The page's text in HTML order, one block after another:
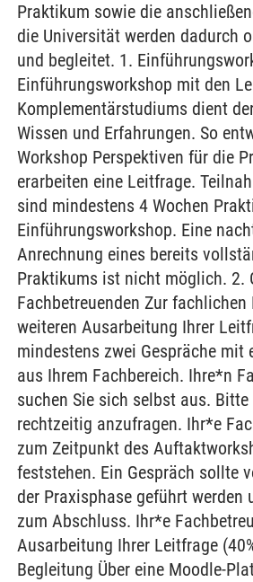
Praktikum sowie die
die Universität werden dadurch
und begleitet. 1.
Einführungsworkshop mit den
Komplementärstudiums dient
Wissen und Erfahrungen. So
Workshop Perspektiven für die
erarbeiten eine Leitfrage.
sind mindestens 4 Wochen
Einführungsworkshop. Eine
Anrechnung eines bereits
Praktikums ist nicht möglich. 2.
Fachbetreuenden Zur fachlichen
weiteren Ausarbeitung Ihrer
mindestens zwei Gespräche mit
aus Ihrem Fachbereich. Ihre*n
suchen Sie sich selbst aus.
rechtzeitig anzufragen. Ihr*e
zum Zeitpunkt des
feststehen. Ein Gespräch sollte
der Praxisphase geführt werden
zum Abschluss. Ihr*e
Ausarbeitung Ihrer Leitfrage
Begleitung Über eine Moodle-